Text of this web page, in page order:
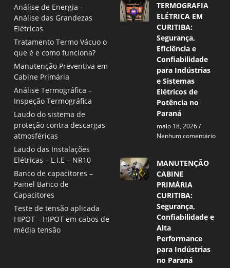
Análise de Energia –
Análise das Grandezas
Elétricas
Tratamento Termo Vácuo o
que é e como funciona?
Manutenção Preventiva em
Cabine Primária
Análise Termográfica –
Inspeção Termográfica
Laudo do sistema de
proteção contra descargas
atmosféricas
Laudo das Instalações
Elétricas – L.I.E – NR10
Banco de capacitores –
Painel Banco de
Capacitores
Teste de tensão aplicada
HIPOT – HIPOT em cabos de
média tensão
TERMOGRAFIA
ELÉTRICA EM
CURITIBA:
Segurança,
Eficiência e
Confiabilidade
para Indústrias
e Sistemas
Elétricos de
Potência no
Paraná
maio 18, 2026
Nenhum comentário
MANUTENÇÃO
CABINE
PRIMÁRIA
CURITIBA:
Segurança,
Confiabilidade e
Alta
Performance
para Indústrias
no Paraná